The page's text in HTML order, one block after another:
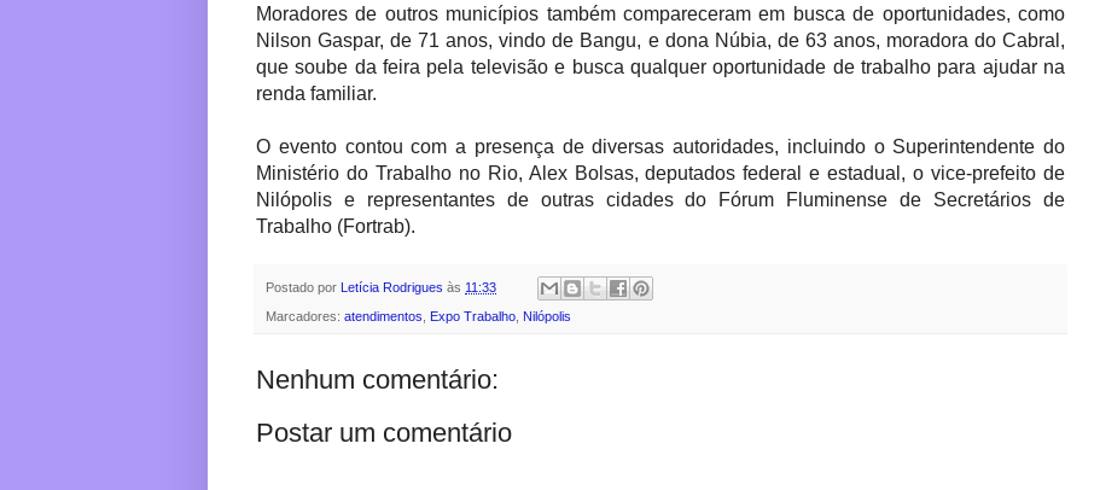
Moradores de outros municípios também compareceram em busca de oportunidades, como
Nilson Gaspar, de 71 anos, vindo de Bangu, e dona Núbia, de 63 anos, moradora do Cabral,
que soube da feira pela televisão e busca qualquer oportunidade de trabalho para ajudar na
renda familiar.
O evento contou com a presença de diversas autoridades, incluindo o Superintendente do
Ministério do Trabalho no Rio, Alex Bolsas, deputados federal e estadual, o vice-prefeito de
Nilópolis e representantes de outras cidades do Fórum Fluminense de Secretários de
Trabalho (Fortrab).
Postado por Letícia Rodrigues às 11:33
Marcadores: atendimentos, Expo Trabalho, Nilópolis
Nenhum comentário:
Postar um comentário